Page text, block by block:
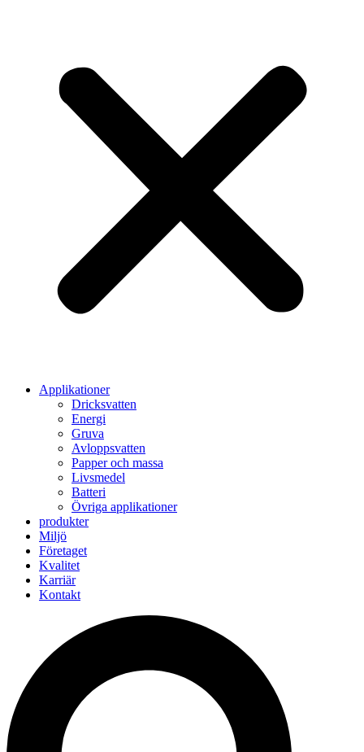
Applikationer
Dricksvatten
Energi
Gruva
Avloppsvatten
Papper och massa
Livsmedel
Batteri
Övriga applikationer
produkter
Miljö
Företaget
Kvalitet
Karriär
Kontakt